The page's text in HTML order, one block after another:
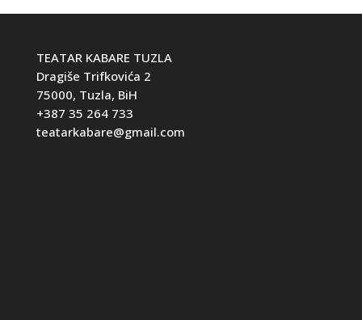
TEATAR KABARE TUZLA
Dragiše Trifkovića 2
75000, Tuzla, BiH
+387 35 264 733
teatarkabare@gmail.com